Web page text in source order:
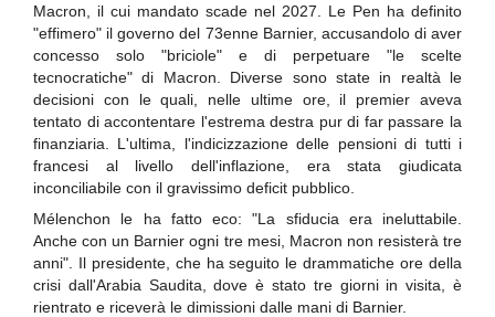
Macron, il cui mandato scade nel 2027. Le Pen ha definito
"effimero" il governo del 73enne Barnier, accusandolo di aver
concesso solo "briciole" e di perpetuare "le scelte
tecnocratiche" di Macron. Diverse sono state in realtà le
decisioni con le quali, nelle ultime ore, il premier aveva
tentato di accontentare l'estrema destra pur di far passare la
finanziaria. L'ultima, l'indicizzazione delle pensioni di tutti i
francesi al livello dell'inflazione, era stata giudicata
inconciliabile con il gravissimo deficit pubblico.
Mélenchon le ha fatto eco: "La sfiducia era ineluttabile.
Anche con un Barnier ogni tre mesi, Macron non resisterà tre
anni". Il presidente, che ha seguito le drammatiche ore della
crisi dall'Arabia Saudita, dove è stato tre giorni in visita, è
rientrato e riceverà le dimissioni dalle mani di Barnier.